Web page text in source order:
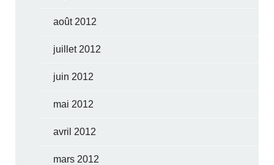
août 2012
juillet 2012
juin 2012
mai 2012
avril 2012
mars 2012